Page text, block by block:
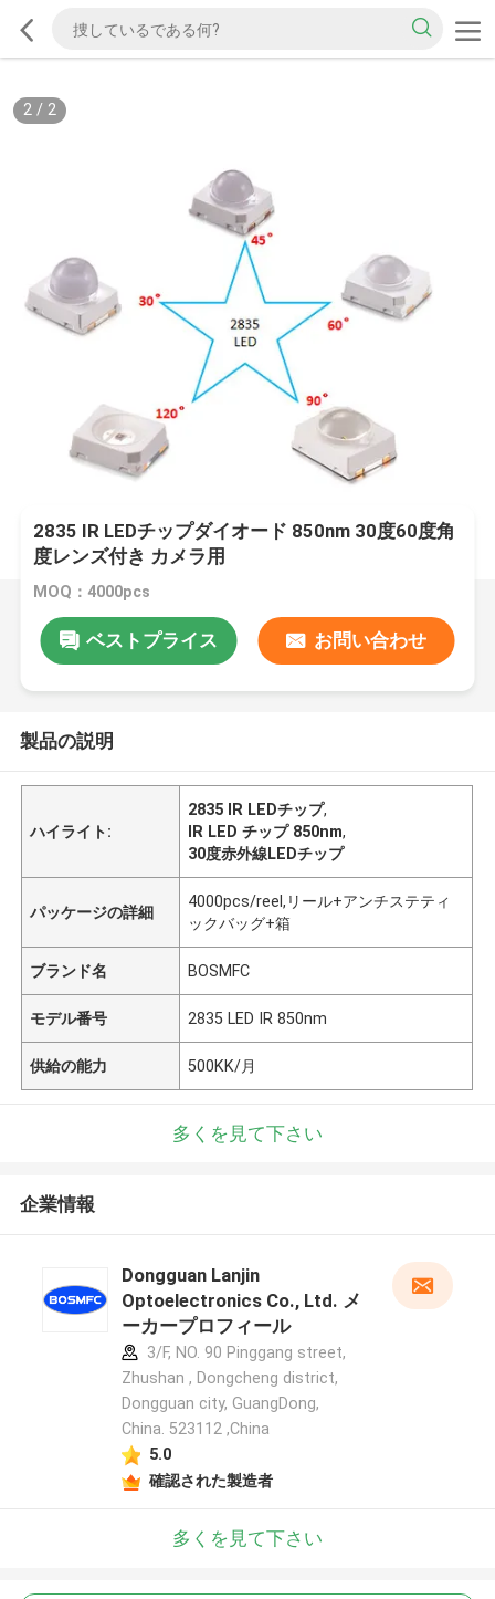
2/ 2
2835 IR LEDチップダイオード 850nm 30度60度角
度レンズ付き カメラ用
MOQ：4000pcs
ベストプライス お問い合わせ
製品の説明
ハイライト:
2835 IR LEDチップ,
IR LED チップ 850nm,
30度赤外線LEDチップ
パッケージの詳細
4000pcs/reel,リール+アンチステティ
ックバッグ+箱
ブランド名 BOSMFC
モデル番号 2835 LED IR 850nm
供給の能力 500KK/月
多くを見て下さい
企業情報
Dongguan Lanjin
Optoelectronics Co., Ltd. メ
ーカープロフィール
3/F, NO. 90 Pinggang street,
Zhushan , Dongcheng district,
Dongguan city, GuangDong,
China. 523112 ,China
5.0
確認された製造者
多くを見て下さい